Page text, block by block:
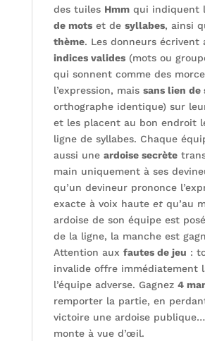
des tuiles Hmmqui indiquent
de motset de syllabes, ainsi
thème. Les donneurs écrivent
indices valides(mots ou
qui sonnent comme des
l’expression, mais sans lien de
orthographe identique) sur
et les placent au bon endroit
ligne de syllabes. Chaque
aussi une ardoise secrète
main uniquement à ses
qu’un devineur prononce
exacte à voix haute etqu’au
ardoise de son équipe est
de la ligne, la manche est
Attention aux fautes de jeu :
invalide offre immédiatement
l’équipe adverse. Gagnez 4
remporter la partie, en
victoire une ardoise
monte à vue d’œil.